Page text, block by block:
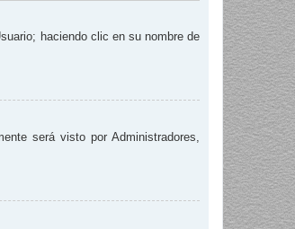
haciendo clic en su nombre de
será visto por Administradores,